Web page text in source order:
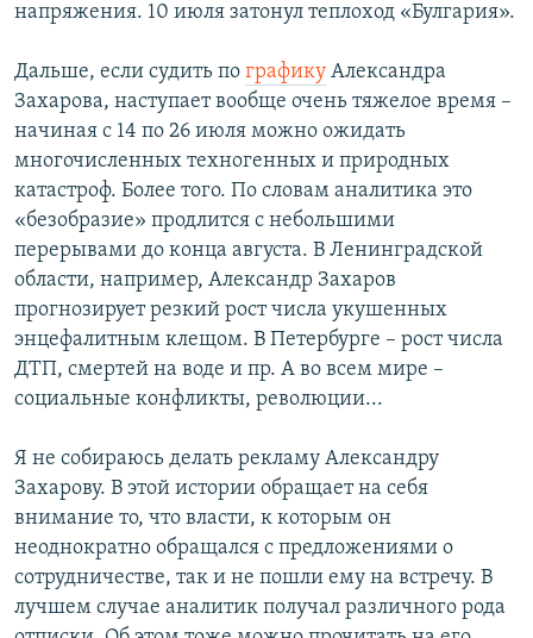
напряжения. 10 июля затонул теплоход «Булгария».
Дальше, если судить по графику Александра
Захарова, наступает вообще очень тяжелое время –
начиная с 14 по 26 июля можно ожидать
многочисленных техногенных и природных
катастроф. Более того. По словам аналитика это
«безобразие» продлится с небольшими
перерывами до конца августа. В Ленинградской
области, например, Александр Захаров
прогнозирует резкий рост числа укушенных
энцефалитным клещом. В Петербурге – рост числа
ДТП, смертей на воде и пр. А во всем мире –
социальные конфликты, революции...
Я не собираюсь делать рекламу Александру
Захарову. В этой истории обращает на себя
внимание то, что власти, к которым он
неоднократно обращался с предложениями о
сотрудничестве, так и не пошли ему на встречу. В
лучшем случае аналитик получал различного рода